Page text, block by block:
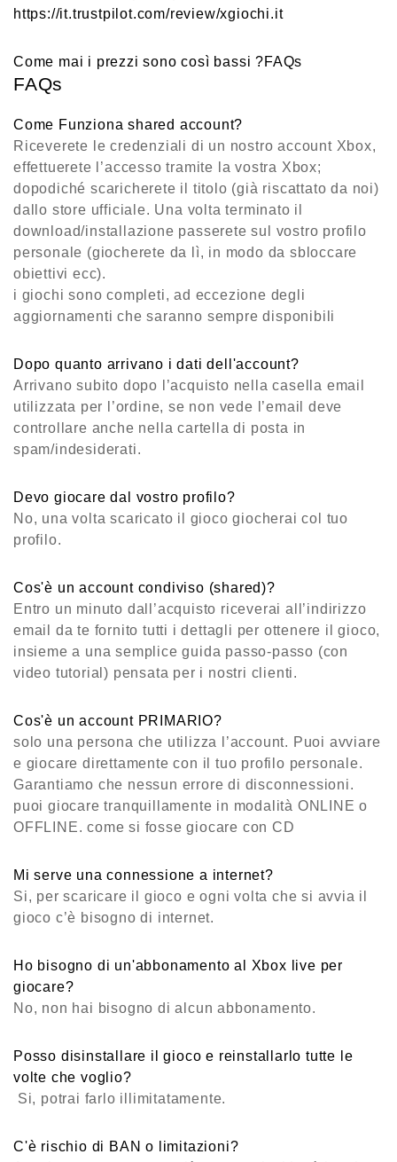
https://it.trustpilot.com/review/xgiochi.it
Come mai i prezzi sono così bassi ?​FAQs
FAQs
Come Funziona shared account?
Riceverete le credenziali di un nostro account Xbox,
effettuerete l’accesso tramite la vostra Xbox;
dopodiché scaricherete il titolo (già riscattato da noi)
dallo store ufficiale. Una volta terminato il
download/installazione passerete sul vostro profilo
personale (giocherete da lì, in modo da sbloccare
obiettivi ecc).
i giochi sono completi, ad eccezione degli
aggiornamenti che saranno sempre disponibili
Dopo quanto arrivano i dati dell'account?
Arrivano subito dopo l’acquisto nella casella email
utilizzata per l’ordine, se non vede l’email deve
controllare anche nella cartella di posta in
spam/indesiderati.
Devo giocare dal vostro profilo?
No, una volta scaricato il gioco giocherai col tuo
profilo.
Cos'è un account condiviso (shared)?
Entro un minuto dall’acquisto riceverai all’indirizzo
email da te fornito tutti i dettagli per ottenere il gioco,
insieme a una semplice guida passo-passo (con
video tutorial) pensata per i nostri clienti.
Cos'è un account PRIMARIO?
solo una persona che utilizza l’account. Puoi avviare
e giocare direttamente con il tuo profilo personale.
Garantiamo che nessun errore di disconnessioni.
puoi giocare tranquillamente in modalità ONLINE o
OFFLINE. come si fosse giocare con CD
Mi serve una connessione a internet?
Si, per scaricare il gioco e ogni volta che si avvia il
gioco c’è bisogno di internet.
Ho bisogno di un'abbonamento al Xbox live per
giocare?
No, non hai bisogno di alcun abbonamento.
Posso disinstallare il gioco e reinstallarlo tutte le
volte che voglio?
Si, potrai farlo illimitatamente.
C'è rischio di BAN o limitazioni?